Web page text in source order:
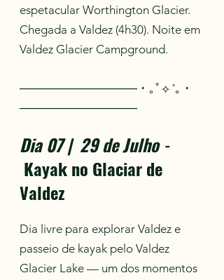
espetacular Worthington Glacier.
Chegada a Valdez (4h30). Noite em
Valdez Glacier Campground.
────────────── ･ ｡ﾟ⟡ ˚｡ ･
──────────────
Dia 07 | 29 de Julho-
Kayak no Glaciar de
Valdez
Dia livre para explorar Valdez e
passeio de kayak pelo Valdez
Glacier Lake — um dos momentos